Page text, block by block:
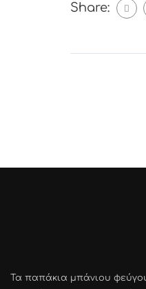
Share:
Τα παπάκια μπάνιου